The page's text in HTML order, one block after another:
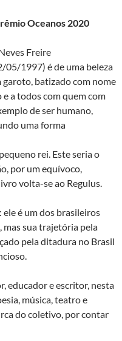
Oceanos 2020
Freire
05/1997) é de uma beleza
batizado com nome
a todos com quem com
de ser humano,
uma forma
rei. Este seria o
por um equívoco,
volta-se ao Regulus.
é um dos brasileiros
mas sua trajetória pela
pela ditadura no Brasil
educador e escritor, nesta
música, teatro e
do coletivo, por contar